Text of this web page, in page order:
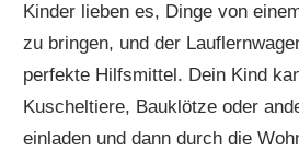
Kinder lieben es, Dinge von
zu bringen, und der
perfekte Hilfsmittel. Dein Kind
Kuscheltiere, Bauklötze oder
einladen und dann durch die